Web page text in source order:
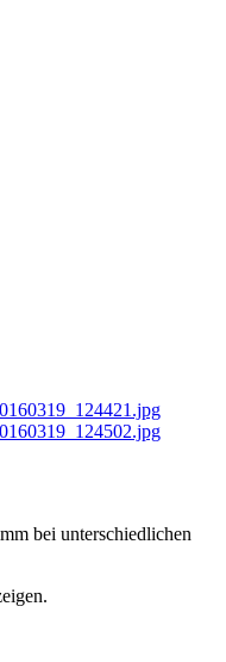
bei unterschiedlichen